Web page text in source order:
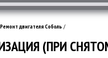
Ремонт двигателя Соболь /
(ПРИ